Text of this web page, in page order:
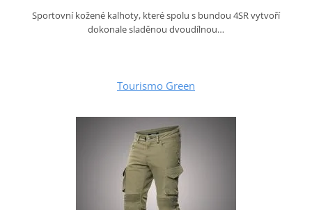
Sportovní kožené kalhoty, které spolu s bundou 4SR vytvoří
dokonale sladěnou dvoudílnou…
Tourismo Green